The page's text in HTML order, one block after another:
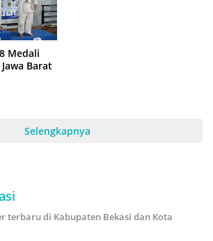
Medali
Barat
Selengkapnya
terbaru di Kabupaten Bekasi dan Kota